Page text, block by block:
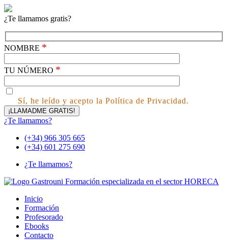
¿Te llamamos gratis?
NOMBRE *
TU NÚMERO *
Sí, he leído y acepto la Política de Privacidad.
¿Te llamamos?
(+34) 966 305 665
(+34) 601 275 690
¿Te llamamos?
Inicio
Formación
Profesorado
Ebooks
Contacto